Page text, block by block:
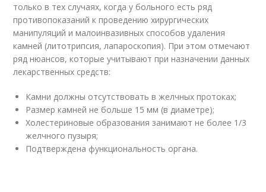
только в тех случаях, когда у больного есть ряд
противопоказаний к проведению хирургических
манипуляций и малоинвазивных способов удаления
камней (литотрипсия, лапароскопия). При этом отмечают
ряд нюансов, которые учитывают при назначении данных
лекарственных средств:
Камни должны отсутствовать в желчных протоках;
Размер камней не больше 15 мм (в диаметре);
Холестериновые образования занимают не более 1/3
желчного пузыря;
Подтверждена функциональность органа.